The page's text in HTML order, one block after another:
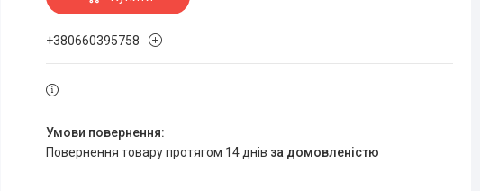
+380660395758
повернення товару протягом 14 днів за домовленістю